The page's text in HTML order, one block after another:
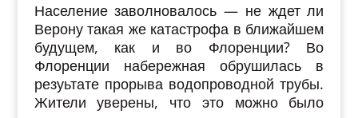
Население заволновалось — не ждет ли
Верону такая же катастрофа в ближайшем
будущем, как и во Флоренции? Во
Флоренции набережная обрушилась в
резуьтате прорыва водопроводной трубы.
Жители уверены, что это можно было